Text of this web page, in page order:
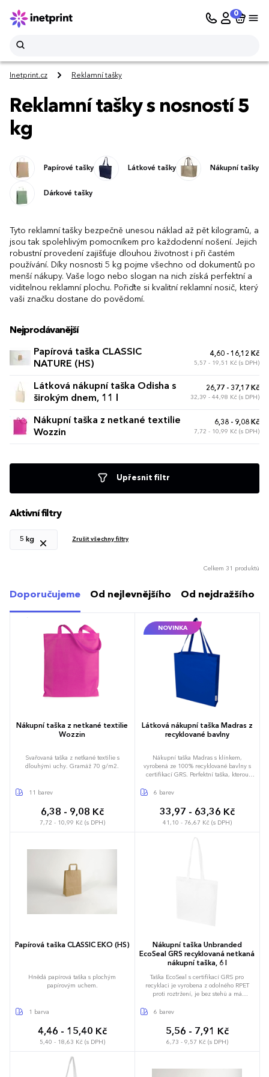
0
Inetprint.cz Reklamní tašky
Reklamní tašky s nosností 5
kg
Papírové tašky Látkové tašky Nákupní tašky
Dárkové tašky
Tyto reklamní tašky bezpečně unesou náklad až pět kilogramů, a
jsou tak spolehlivým pomocníkem pro každodenní nošení. Jejich
robustní provedení zajišťuje dlouhou životnost i při častém
používání. Díky nosnosti 5 kg pojme všechno od dokumentů po
menší nákupy. Vaše logo nebo slogan na nich získá perfektní a
viditelnou reklamní plochu. Pořiďte si kvalitní reklamní nosič, který
vaši značku dostane do povědomí.
Nejprodávanější
Papírová taška CLASSIC
NATURE (HS)
4,60 - 16,12 Kč
5,57 - 19,51 Kč (s DPH)
Látková nákupní taška Odisha s
širokým dnem, 11 l
26,77 - 37,17 Kč
32,39 - 44,98 Kč (s DPH)
Nákupní taška z netkané textilie
Wozzin
6,38 - 9,08 Kč
7,72 - 10,99 Kč (s DPH)
Upřesnit filtr
Aktivní filtry
5 kg Zrušit všechny filtry
Celkem 31 produktů
Doporučujeme Od nejlevnějšího Od nejdražšího
Nákupní taška z netkané textilie
Wozzin
Svařovaná taška z netkané textilie s
dlouhými uchy. Gramáž 70 g/m2.
11 barev
6,38 - 9,08 Kč
7,72 - 10,99 Kč (s DPH)
NOVINKA
Látková nákupní taška Madras z
recyklované bavlny
Nákupní taška Madras s klínkem,
vyrobená ze 100% recyklované bavlny s
certifikací GRS. Perfektní taška, kterou
konferenci nebo ji použít jako tašku na
g/m² je taška pevná, má dlouhou životnost
a je vhodná pro nošení těžkých předmětů
v hlavní přihrádce. Díky 30cm uchům
6 barev
33,97 - 63,36 Kč
41,10 - 76,67 Kč (s DPH)
Papírová taška CLASSIC EKO (HS)
Hnědá papírová taška s plochým
papírovým uchem.
1 barva
4,46 - 15,40 Kč
5,40 - 18,63 Kč (s DPH)
Nákupní taška Unbranded
EcoSeal GRS recyklovaná netkaná
nákupní taška, 6 l
Taška EcoSeal s certifikací GRS pro
recyklaci je vyrobena z odolného RPET
proti roztržení, je bez stehů a má
Taška má ucha s délkou 30 cm a je ideální
propagační akce. Nosnost do 5 kg.
Objemová kapacita: 6 litrů.
6 barev
5,56 - 7,91 Kč
6,73 - 9,57 Kč (s DPH)